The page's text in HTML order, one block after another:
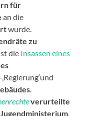
für
an die
wurde.
zu
die Insassen eines
verurteilte
Jugendministerium